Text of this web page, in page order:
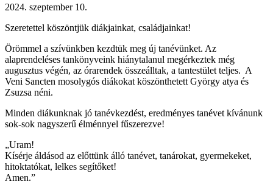
2024. szeptember 10.
Szeretettel köszöntjük diákjainkat, családjainkat!
Örömmel a szívünkben kezdtük meg új tanévünket. Az
alaprendeléses tankönyveink hiánytalanul megérkeztek még
augusztus végén, az órarendek összeálltak, a tantestület teljes. A
Veni Sancten mosolygós diákokat köszönthetett György atya és
Zsuzsa néni.
Minden diákunknak jó tanévkezdést, eredményes tanévet kívánunk
sok-sok nagyszerű élménnyel fűszerezve!
„Uram!
Kísérje áldásod az előttünk álló tanévet, tanárokat, gyermekeket,
hitoktatókat, lelkes segítőket!
Amen.”